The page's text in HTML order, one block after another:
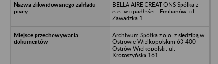
BELLA AIRE CREATIONS Spólka z
o.o. w upadłości - Emilianów, ul.
Zawadzka 1
Archiwum Spółka z o.o. z siedzibą w
Ostrowie Wielkopolskim 63-400
Ostrów Wielkopolski, ul.
Krotoszyńska 161